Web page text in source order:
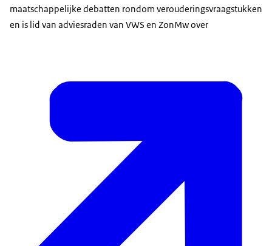
maatschappelijke debatten rondom verouderingsvraagstukken
en is lid van adviesraden van VWS en ZonMw over